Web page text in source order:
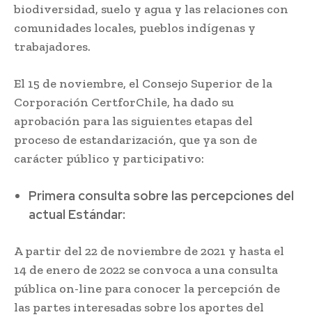
biodiversidad, suelo y agua y las relaciones con
comunidades locales, pueblos indígenas y
trabajadores.
El 15 de noviembre, el Consejo Superior de la
Corporación CertforChile, ha dado su
aprobación para las siguientes etapas del
proceso de estandarización, que ya son de
carácter público y participativo:
Primera consulta sobre las percepciones del
actual Estándar:
A partir del 22 de noviembre de 2021 y hasta el
14 de enero de 2022 se convoca a una consulta
pública on-line para conocer la percepción de
las partes interesadas sobre los aportes del